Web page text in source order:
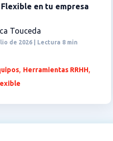
en tu empresa
Touceda
de 2026 | Lectura 8 min
, Herramientas RRHH,